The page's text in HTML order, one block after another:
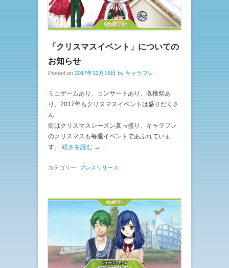
「クリスマスイベント」についての
お知らせ
Posted on 2017年12月16日 by キャラフレ
ミニゲームあり、コンサートあり、収穫祭あ
り、2017年もクリスマスイベントは盛りだくさ
ん
街はクリスマスシーズン真っ盛り。キャラフレ
のクリスマスも毎週イベントであふれていま
す。 続きを読む →
カテゴリー: プレスリリース